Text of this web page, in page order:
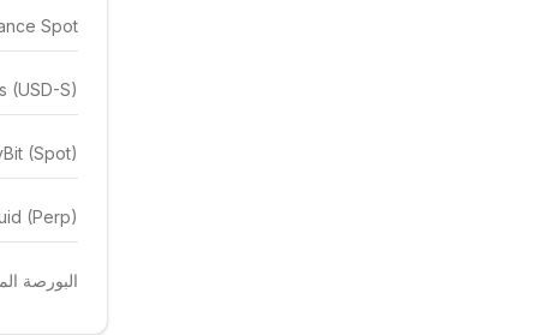
Spot
(USD-S)
(Spot)
(Perp)
البورصة